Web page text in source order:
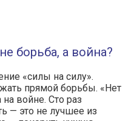
борьба, а война?
«силы на силу».
прямой борьбы. «Нет
войне. Сто раз
— это не лучшее из